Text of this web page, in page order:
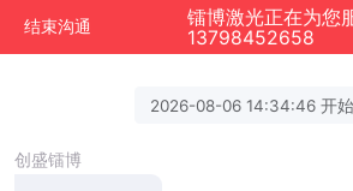
结束沟通
镭博激光正在为您
13798452658
2026-08-06 14:34:46 开
创盛镭博